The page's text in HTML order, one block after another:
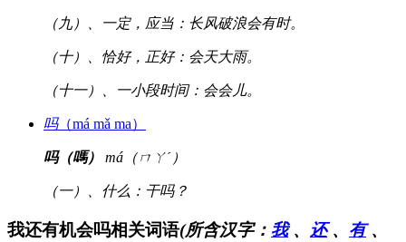
（九）、一定，应当：长风破浪会有时。
（十）、恰好，正好：会天大雨。
（十一）、一小段时间：会会儿。
吗（má mǎ ma）
吗（嗎） má（ㄇㄚˊ）
（一）、什么：干吗？
我还有机会吗相关词语(所含汉字： 我、 还、 有、